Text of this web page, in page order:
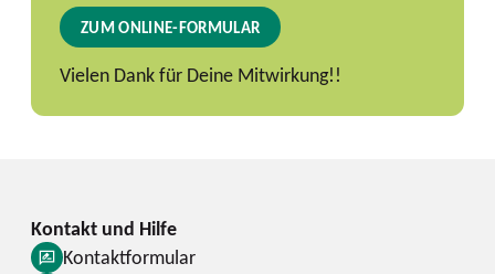
ZUM ONLINE-FORMULAR
Vielen Dank für Deine Mitwirkung!!
Kontaktformular